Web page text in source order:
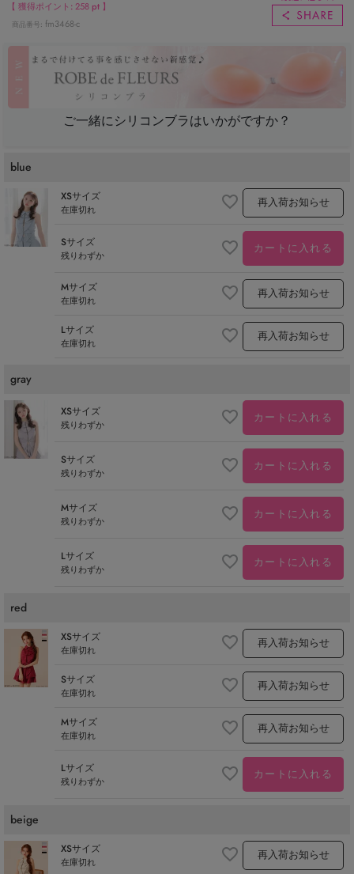
【 獲得ポイント:258 pt 】
商品番号 fm3468-c
ご一緒にシリコンブラはいかがですか？
blue
XSサイズ
在庫切れ 再入荷お知らせ
Sサイズ
残りわずか カートに入れる
Mサイズ
在庫切れ 再入荷お知らせ
Lサイズ
在庫切れ 再入荷お知らせ
gray
XSサイズ
残りわずか カートに入れる
Sサイズ
残りわずか カートに入れる
Mサイズ
残りわずか カートに入れる
Lサイズ
残りわずか カートに入れる
red
XSサイズ
在庫切れ 再入荷お知らせ
Sサイズ
在庫切れ 再入荷お知らせ
Mサイズ
在庫切れ 再入荷お知らせ
Lサイズ
残りわずか カートに入れる
beige
XSサイズ
在庫切れ 再入荷お知らせ